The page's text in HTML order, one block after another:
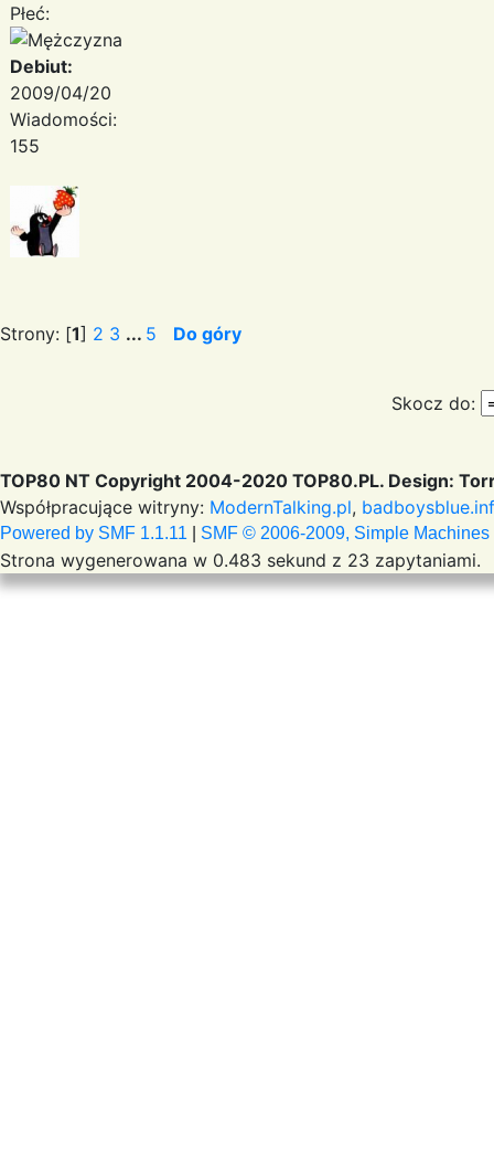
Płeć:
Debiut:
2009/04/20
Wiadomości:
155
Strony: [1] 2 3 ... 5 Do góry
Skocz do:
TOP80 NT Copyright 2004-2020 TOP80.PL. Design:
Współpracujące witryny: ModernTalking.pl,
Powered by SMF 1.1.11 SMF © 2006-2009, Simple Machines
Strona wygenerowana w 0.483 sekund z 23 zapytaniami.